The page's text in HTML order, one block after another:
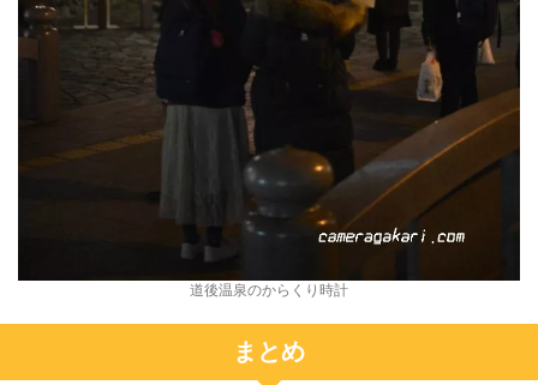
道後温泉のからくり時計
まとめ